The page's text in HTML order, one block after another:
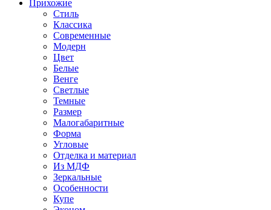
Прихожие
Стиль
Классика
Современные
Модерн
Цвет
Белые
Венге
Светлые
Темные
Размер
Малогабаритные
Форма
Угловые
Отделка и материал
Из МДФ
Зеркальные
Особенности
Купе